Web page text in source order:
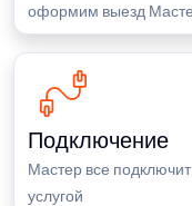
оформим выезд
Подключение
Мастер все подключит
услугой